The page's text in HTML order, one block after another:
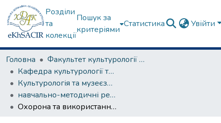
Розділи
та
колекції
Пошук за
критеріями
Статистика Увійти
Головна
Факультет культурології та соціальних комунікацій
Кафедра культурології та музеєзнавства
Культурологія та музеєзнавство
навчально-методичні рекомендації, програми дисциплін
Охорона та використання позамузейних пам'яток